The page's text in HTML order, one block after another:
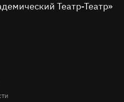
Театр-Театр»